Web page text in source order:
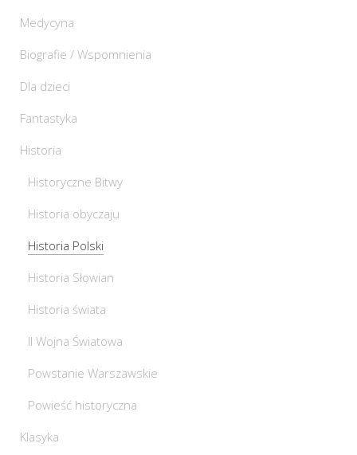
Medycyna
Biografie / Wspomnienia
Dla dzieci
Fantastyka
Historia
Historyczne Bitwy
Historia obyczaju
Historia Polski
Historia Słowian
Historia świata
II Wojna Światowa
Powstanie Warszawskie
Powieść historyczna
Klasyka